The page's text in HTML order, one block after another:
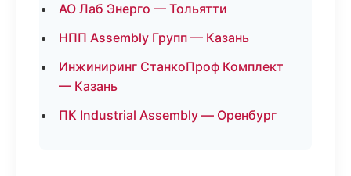
АО Лаб Энерго — Тольятти
НПП Assembly Групп — Казань
Инжиниринг СтанкоПроф Комплект
— Казань
ПК Industrial Assembly — Оренбург